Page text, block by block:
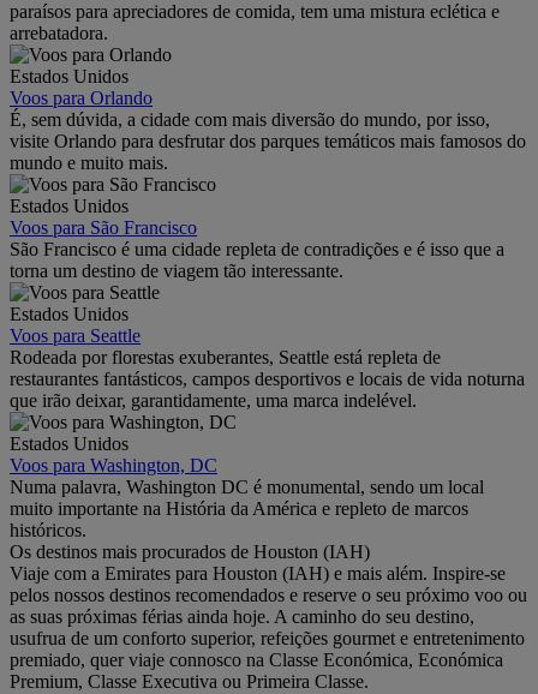
paraísos para apreciadores de comida, tem uma mistura eclética e
arrebatadora.
Estados Unidos
Voos para Orlando
É, sem dúvida, a cidade com mais diversão do mundo, por isso,
visite Orlando para desfrutar dos parques temáticos mais famosos do
mundo e muito mais.
Estados Unidos
Voos para São Francisco
São Francisco é uma cidade repleta de contradições e é isso que a
torna um destino de viagem tão interessante.
Estados Unidos
Voos para Seattle
Rodeada por florestas exuberantes, Seattle está repleta de
restaurantes fantásticos, campos desportivos e locais de vida noturna
que irão deixar, garantidamente, uma marca indelével.
Estados Unidos
Voos para Washington, DC
Numa palavra, Washington DC é monumental, sendo um local
muito importante na História da América e repleto de marcos
históricos.
Os destinos mais procurados de Houston (IAH)
Viaje com a Emirates para Houston (IAH) e mais além. Inspire-se
pelos nossos destinos recomendados e reserve o seu próximo voo ou
as suas próximas férias ainda hoje. A caminho do seu destino,
usufrua de um conforto superior, refeições gourmet e entretenimento
premiado, quer viaje connosco na Classe Económica, Económica
Premium, Classe Executiva ou Primeira Classe.